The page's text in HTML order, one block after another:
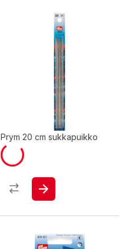
Prym 20 cm sukkapuikko